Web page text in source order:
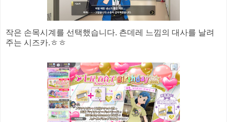
작은 손목시계를 선택했습니다. 츤데레 느낌의 대사를 날려
주는 시즈카.ㅎㅎ